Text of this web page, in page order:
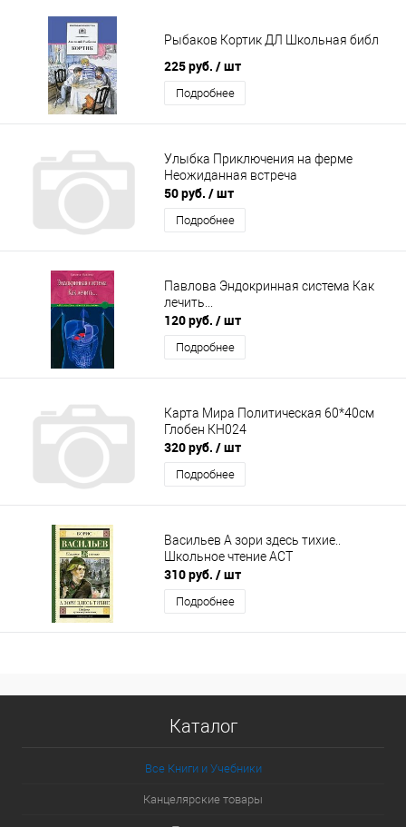
Рыбаков Кортик ДЛ Школьная библ
225 руб. / шт
Подробнее
Улыбка Приключения на ферме
Неожиданная встреча
50 руб. / шт
Подробнее
Павлова Эндокринная система Как
лечить...
120 руб. / шт
Подробнее
Карта Мира Политическая 60*40см
Глобен КН024
320 руб. / шт
Подробнее
Васильев А зори здесь тихие..
Школьное чтение АСТ
310 руб. / шт
Подробнее
Каталог
Все Книги и Учебники
Канцелярские товары